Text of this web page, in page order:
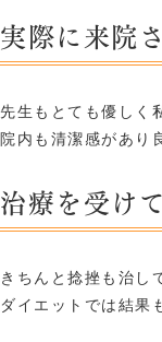
実際に来院
先生もとても優しく
院内も清潔感があり
治療を受け
きちんと捻挫も治し
ダイエットでは結果